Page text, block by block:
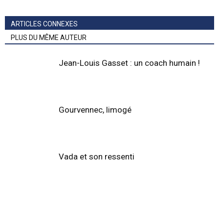
ARTICLES CONNEXES
PLUS DU MÊME AUTEUR
Jean-Louis Gasset : un coach humain !
Gourvennec, limogé
Vada et son ressenti